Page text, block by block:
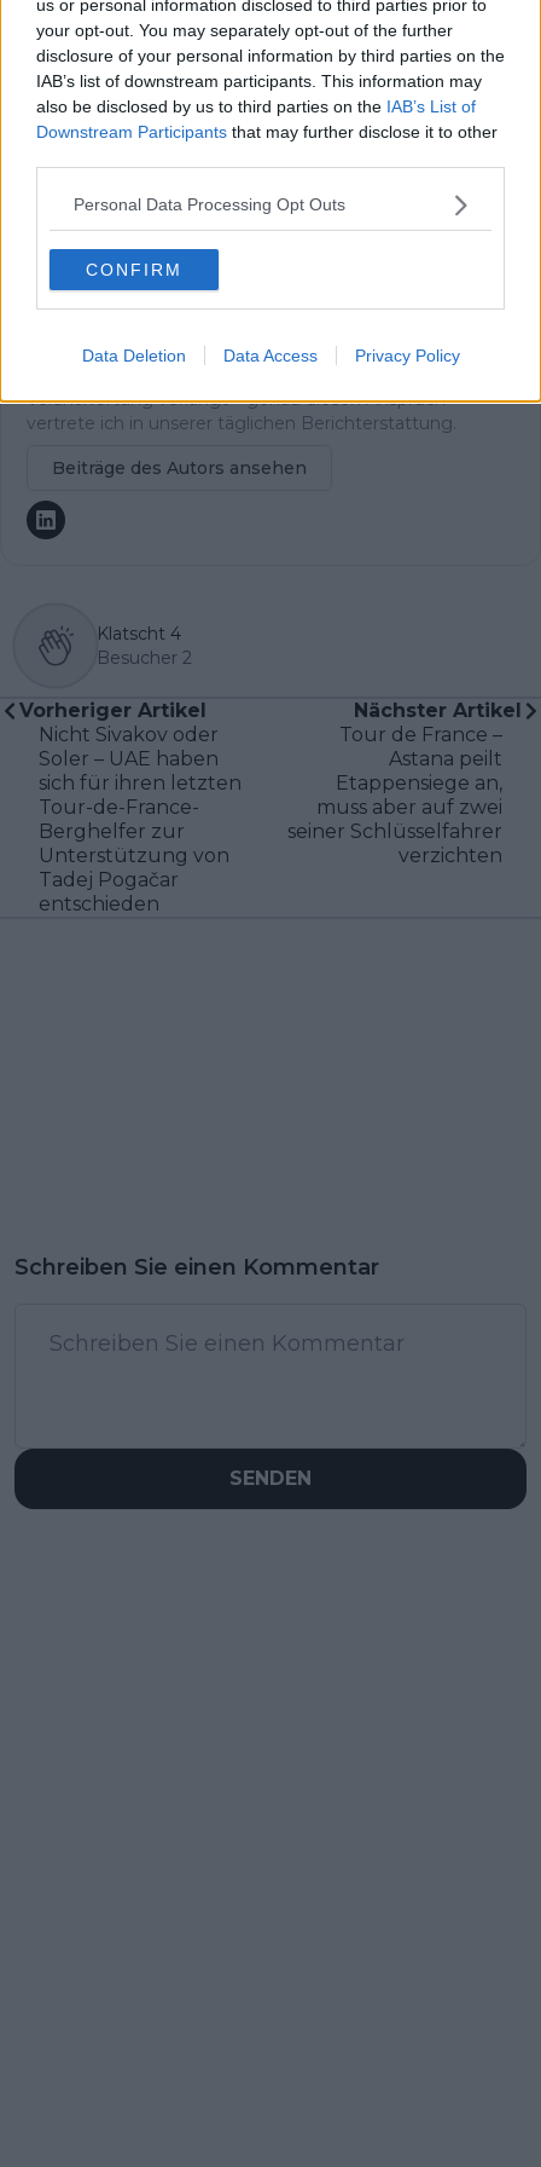
us or personal information disclosed to third parties prior to
your opt-out. You may separately opt-out of the further
disclosure of your personal information by third parties on the
IAB’s list of downstream participants. This information may
also be disclosed by us to third parties on the IAB’s List of
Downstream Participants that may further disclose it to other
Personal Data Processing Opt Outs
CONFIRM
Data Deletion Data Access Privacy Policy
fuhr weiter, ohne anzuhalten, und schaffte auch den
zweiten Anstieg. Mit meinem knallroten, eigentlich
lächerlichen Rad überholte ich Fahrer auf echten
Rennrädern. Wieder dieses Glück.
Dieses unverfälschte Gefühl begleitet mich bis heute –
und es ist der Ursprung meiner Arbeit. Ich bin
Themenpriorisierung, Qualitätsstandards, Faktenprüfung
und die konsequente Aktualisierung von Inhalten, sobald
neue, verifizierte Informationen vorliegen. Neben der
Leitung der Redaktion schreibe und editiere ich selbst
Radsport ist für mich mehr als Leidenschaft. Er ist ein
Verantwortung verlangt – genau diesen Anspruch
vertrete ich in unserer täglichen Berichterstattung.
Beiträge des Autors ansehen
Klatscht 4
Besucher 2
Vorheriger Artikel
Nicht Sivakov oder
Soler – UAE haben
sich für ihren letzten
Tour-de-France-
Berghelfer zur
Unterstützung von
Tadej Pogačar
entschieden
Nächster Artikel
Tour de France –
Astana peilt
Etappensiege an,
muss aber auf zwei
seiner Schlüsselfahrer
verzichten
Schreiben Sie einen Kommentar
SENDEN